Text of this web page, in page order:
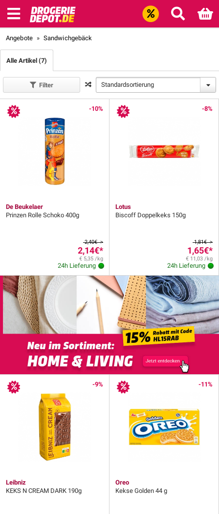
Angebote » Sandwichgebäck
Alle Artikel (7)
Filter Standardsortierung
De Beukelaer
Prinzen Rolle Schoko 400g
2,40€ >
2,14€*
€ 5,35 /kg
24h Lieferung
-10%
Lotus
Biscoff Doppelkeks 150g
1,81€ >
1,65€*
€ 11,03 /kg
24h Lieferung
-8%
Leibniz
KEKS N CREAM DARK 190g
-9%
Oreo
Kekse Golden 44 g
-11%